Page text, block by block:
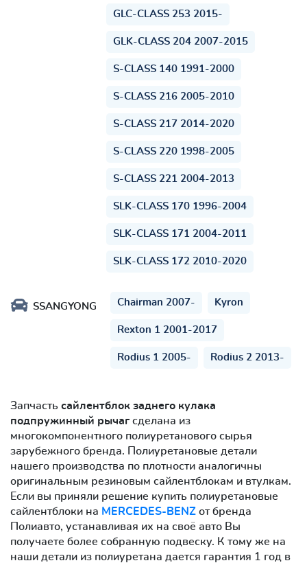
GLC-CLASS 253 2015-
GLK-CLASS 204 2007-2015
S-CLASS 140 1991-2000
S-CLASS 216 2005-2010
S-CLASS 217 2014-2020
S-CLASS 220 1998-2005
S-CLASS 221 2004-2013
SLK-CLASS 170 1996-2004
SLK-CLASS 171 2004-2011
SLK-CLASS 172 2010-2020
SSANGYONG Chairman 2007- Kyron
Rexton 1 2001-2017
Rodius 1 2005- Rodius 2 2013-
Запчасть сайлентблок заднего кулака
подпружинный рычаг сделана из
многокомпонентного полиуретанового сырья
зарубежного бренда. Полиуретановые детали
нашего производства по плотности аналогичны
оригинальным резиновым сайлентблокам и втулкам.
Если вы приняли решение купить полиуретановые
сайлентблоки на MERCEDES-BENZ от бренда
Полиавто, устанавливая их на своё авто Вы
получаете более собранную подвеску. К тому же на
наши детали из полиуретана дается гарантия 1 год в